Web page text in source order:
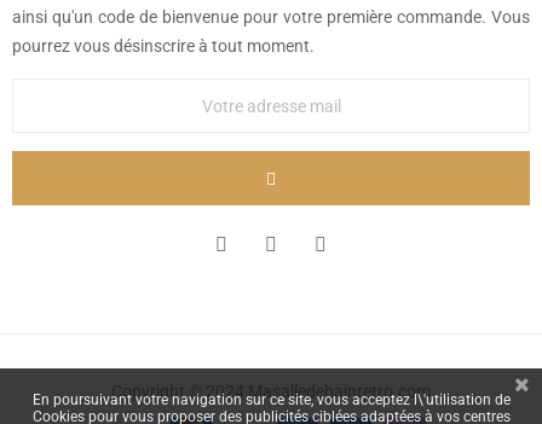
ainsi qu'un code de bienvenue pour votre première commande. Vous
pourrez vous désinscrire à tout moment.
Copyright © 2024 Masalledebainretro.com
En poursuivant votre navigation sur ce site, vous acceptez l\'utilisation de
Cookies pour vous proposer des publicités ciblées adaptées à vos centres